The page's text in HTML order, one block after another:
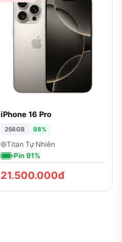
iPhone 16 Pro
256GB 98%
Titan Tự Nhiên
Pin 91%
21.500.000đ